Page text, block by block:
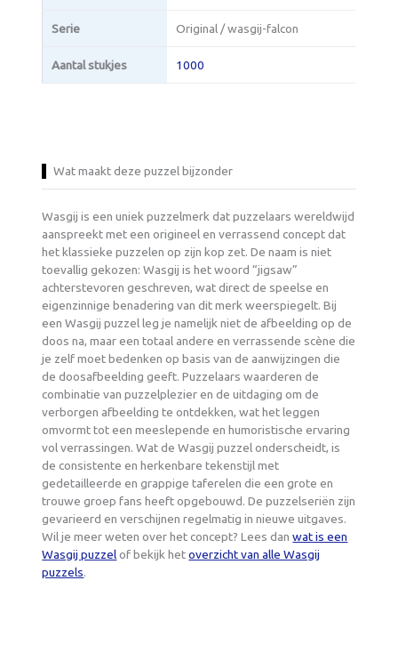
Serie Original / wasgij-falcon
Aantal stukjes 1000
Wat maakt deze puzzel bijzonder
Wasgij is een uniek puzzelmerk dat puzzelaars wereldwijd
aanspreekt met een origineel en verrassend concept dat
het klassieke puzzelen op zijn kop zet. De naam is niet
toevallig gekozen: Wasgij is het woord “jigsaw”
achterstevoren geschreven, wat direct de speelse en
eigenzinnige benadering van dit merk weerspiegelt. Bij
een Wasgij puzzel leg je namelijk niet de afbeelding op de
doos na, maar een totaal andere en verrassende scène die
je zelf moet bedenken op basis van de aanwijzingen die
de doosafbeelding geeft. Puzzelaars waarderen de
combinatie van puzzelplezier en de uitdaging om de
verborgen afbeelding te ontdekken, wat het leggen
omvormt tot een meeslepende en humoristische ervaring
vol verrassingen. Wat de Wasgij puzzel onderscheidt, is
de consistente en herkenbare tekenstijl met
gedetailleerde en grappige taferelen die een grote en
trouwe groep fans heeft opgebouwd. De puzzelseriën zijn
gevarieerd en verschijnen regelmatig in nieuwe uitgaves.
Wil je meer weten over het concept? Lees danwat is een
Wasgij puzzelof bekijk hetoverzicht van alle Wasgij
puzzels.